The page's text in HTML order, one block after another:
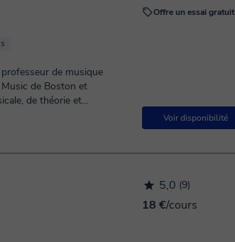
Offre un essai gratuit
Voir disponibilité
de musique
de Boston et
de théorie et...
5,0 (9)
18 €/cours